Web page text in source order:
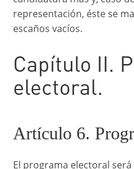
representación, éste se
escaños vacíos.
Capítulo II.
electoral.
Artículo 6.
El programa electoral